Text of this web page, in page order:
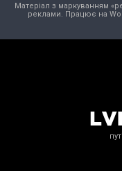
Матеріал з маркуванням
реклами. Працює на